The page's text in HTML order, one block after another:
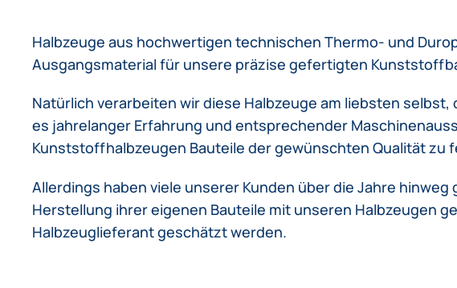
Halbzeuge aus hochwertigen technischen Thermo- und
Ausgangsmaterial für unsere präzise gefertigten
Natürlich verarbeiten wir diese Halbzeuge am liebsten selbst,
es jahrelanger Erfahrung und entsprechender
Kunststoffhalbzeugen Bauteile der gewünschten Qualität zu
Allerdings haben viele unserer Kunden über die Jahre
Herstellung ihrer eigenen Bauteile mit unseren Halbzeugen
Halbzeuglieferant geschätzt werden.